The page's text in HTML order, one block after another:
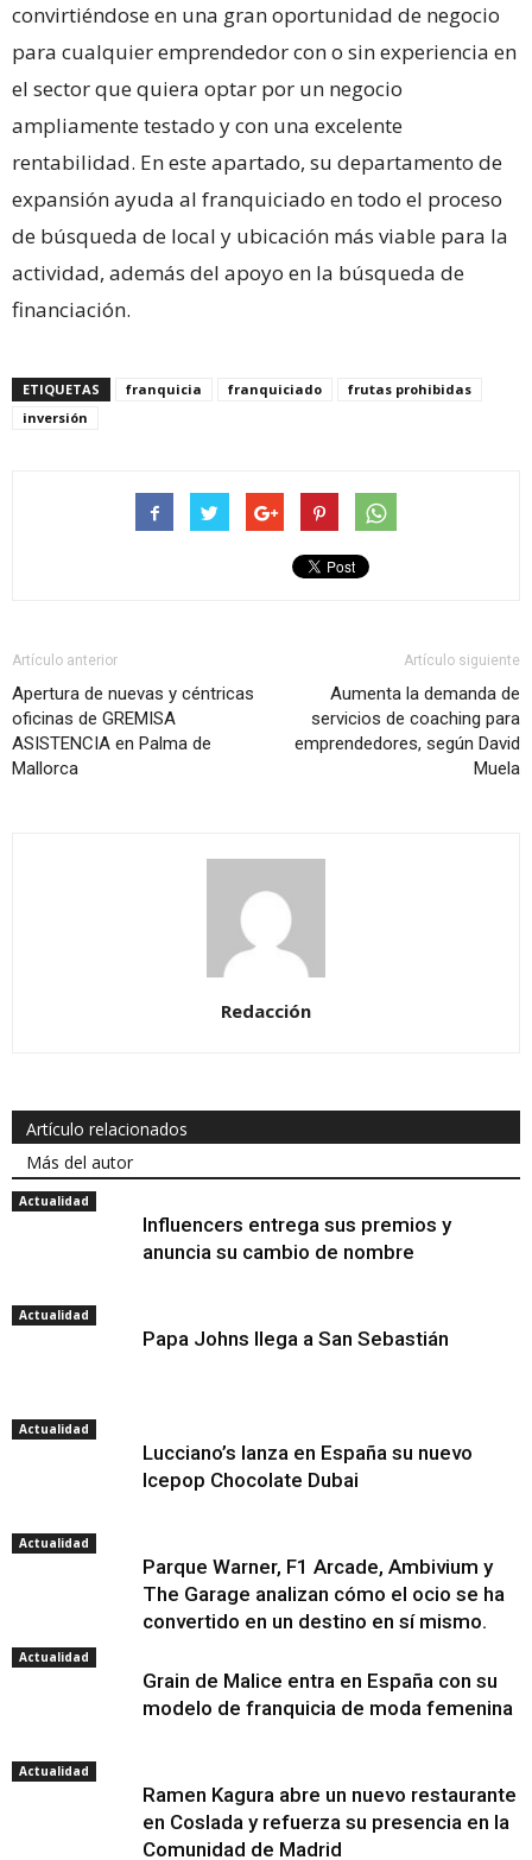
convirtiéndose en una gran oportunidad de negocio
para cualquier emprendedor con o sin experiencia en
el sector que quiera optar por un negocio
ampliamente testado y con una excelente
rentabilidad. En este apartado, su departamento de
expansión ayuda al franquiciado en todo el proceso
de búsqueda de local y ubicación más viable para la
actividad, además del apoyo en la búsqueda de
financiación.
ETIQUETAS franquicia franquiciado
frutas prohibidas
inversión
Artículo anterior
Apertura de nuevas y céntricas
oficinas de GREMISA
ASISTENCIA en Palma de
Mallorca
Artículo siguiente
Aumenta la demanda de
servicios de coaching para
emprendedores, según David
Muela
Redacción
Artículo relacionados
Más del autor
Actualidad
Influencers entrega sus premios y
anuncia su cambio de nombre
Actualidad
Papa Johns llega a San Sebastián
Actualidad
Lucciano’s lanza en España su nuevo
Icepop Chocolate Dubai
Actualidad
Parque Warner, F1 Arcade, Ambivium y
The Garage analizan cómo el ocio se ha
convertido en un destino en sí mismo.
Actualidad
Grain de Malice entra en España con su
modelo de franquicia de moda femenina
Actualidad
Ramen Kagura abre un nuevo restaurante
en Coslada y refuerza su presencia en la
Comunidad de Madrid